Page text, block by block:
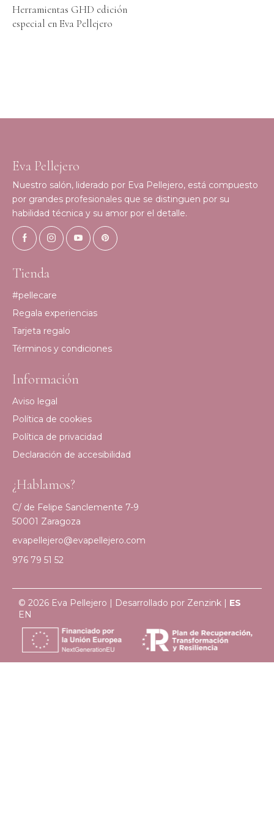
Herramientas GHD edición
especial en Eva Pellejero
Eva Pellejero
Nuestro salón, liderado por Eva Pellejero, está compuesto
por grandes profesionales que se distinguen por su
habilidad técnica y su amor por el detalle.
Tienda
#pellecare
Regala experiencias
Tarjeta regalo
Términos y condiciones
Información
Aviso legal
Política de cookies
Política de privacidad
Declaración de accesibilidad
¿Hablamos?
C/ de Felipe Sanclemente 7-9
50001 Zaragoza
evapellejero@evapellejero.com
976 79 51 52
© 2026 Eva Pellejero | Desarrollado por Zenzink
ES
EN